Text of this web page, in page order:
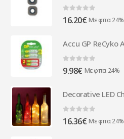
0 out of 5
16.20€ Με φπα 24%
0 out of 5
9.98€ Με φπα 24%
0 out of 5
16.36€ Με φπα 24%